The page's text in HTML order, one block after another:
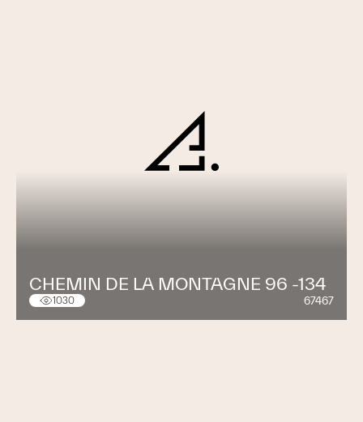
CHEMIN DE LA MONTAGNE 96 -134
1030 67467